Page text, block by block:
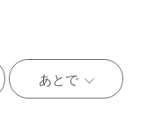
あとで